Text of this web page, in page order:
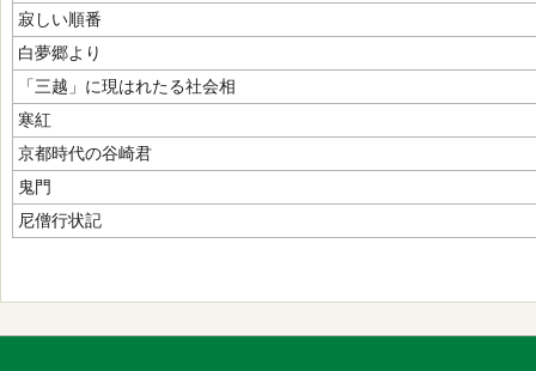
寂しい順番
白夢郷より
「三越」に現はれたる社会相
寒紅
京都時代の谷崎君
鬼門
尼僧行状記